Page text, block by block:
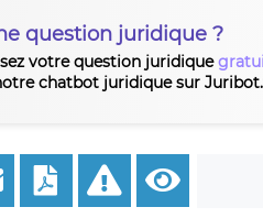
question juridique ?
votre question juridique
chatbot juridique sur